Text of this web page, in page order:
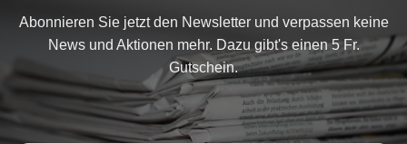
Abonnieren Sie jetzt den Newsletter und verpassen keine
News und Aktionen mehr. Dazu gibt's einen 5 Fr.
Gutschein.